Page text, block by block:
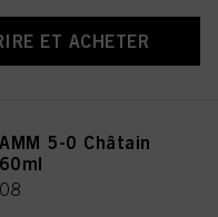
ET ACHETER
5-0 Châtain